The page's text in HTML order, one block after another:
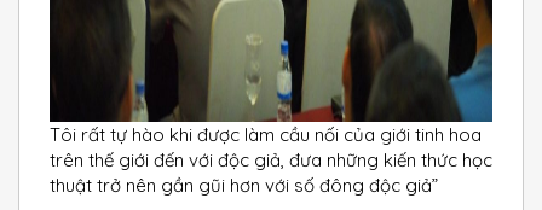
Tôi rất tự hào khi được làm cầu nối của giới tinh hoa
trên thế giới đến với độc giả, đưa những kiến thức học
thuật trở nên gần gũi hơn với số đông độc giả”